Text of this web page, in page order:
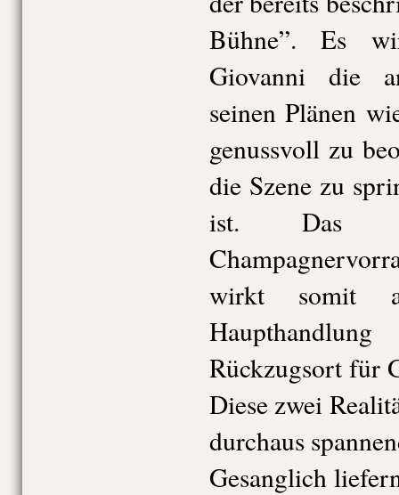
Bühne”. Es
Giovanni die
seinen Plänen
genussvoll zu
die Szene zu
ist. Das
wirkt somit
Rückzugsort für
Diese zwei
durchaus
Gesanglich